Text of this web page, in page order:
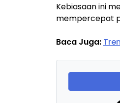
Kebiasaan ini
mempercepat
Baca Juga: